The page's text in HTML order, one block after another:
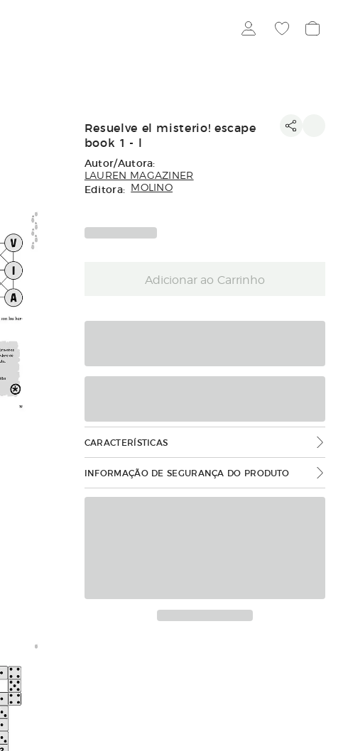
Resuelve el misterio! escape
book 1 - l
Autor/Autora:
LAUREN MAGAZINER
Editora: MOLINO
Adicionar ao Carrinho
CARACTERÍSTICAS
INFORMAÇÃO DE SEGURANÇA DO PRODUTO